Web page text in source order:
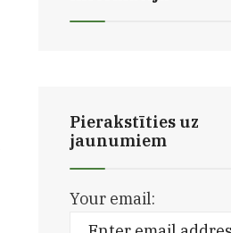
Pierakstīties uz
jaunumiem
Your email: